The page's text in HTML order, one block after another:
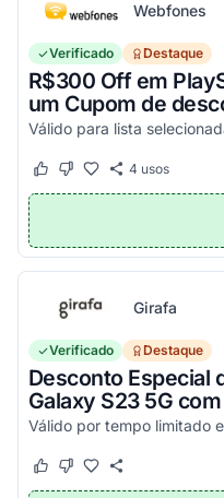
Webfones
Verificado Destaque
R$300 Off em
um Cupom de
Este cupom funcionou
Este cupom não
4 usos
Girafa
Verificado Destaque
Desconto Especial
Galaxy S23 5G
Este cupom funcionou
Este cupom não